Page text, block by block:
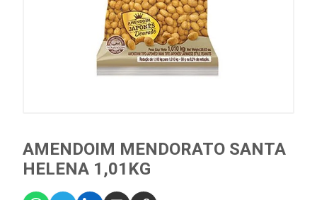
AMENDOIM MENDORATO SANTA
HELENA 1,01KG